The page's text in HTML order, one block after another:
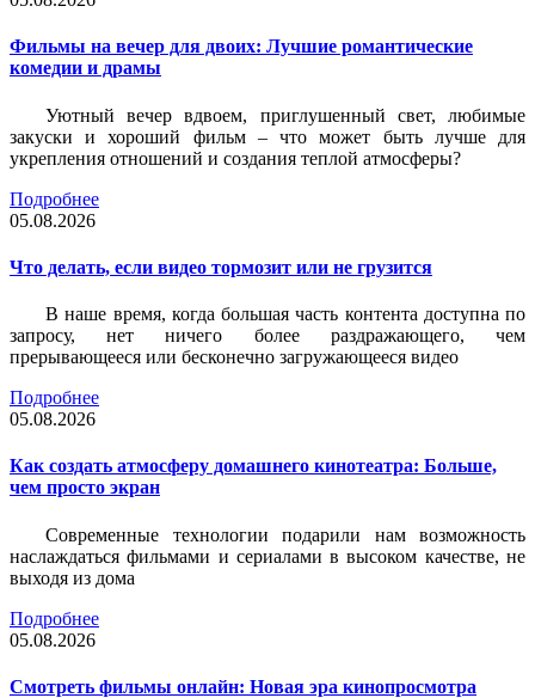
Фильмы на вечер для двоих: Лучшие романтические
комедии и драмы
Уютный вечер вдвоем, приглушенный свет, любимые
закуски и хороший фильм – что может быть лучше для
укрепления отношений и создания теплой атмосферы?
Подробнее
05.08.2026
Что делать, если видео тормозит или не грузится
В наше время, когда большая часть контента доступна по
запросу, нет ничего более раздражающего, чем
прерывающееся или бесконечно загружающееся видео
Подробнее
05.08.2026
Как создать атмосферу домашнего кинотеатра: Больше,
чем просто экран
Современные технологии подарили нам возможность
наслаждаться фильмами и сериалами в высоком качестве, не
выходя из дома
Подробнее
05.08.2026
Смотреть фильмы онлайн: Новая эра кинопросмотра